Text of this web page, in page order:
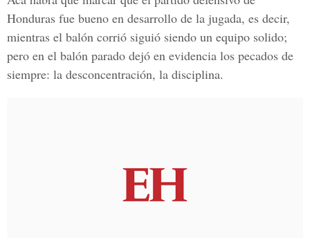
Honduras fue bueno en desarrollo de la jugada, es decir,
mientras el balón corrió siguió siendo un equipo solido;
pero en el balón parado dejó en evidencia los pecados de
siempre: la desconcentración, la disciplina.